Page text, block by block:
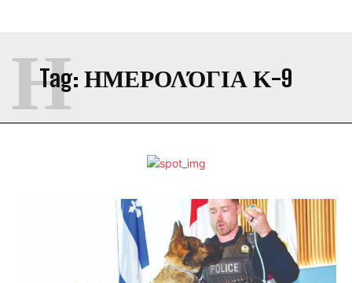
Tag: ΗΜΕΡΟΛΌΓΙΑ Κ-9
Η